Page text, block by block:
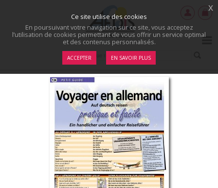
Ce site utilise des cookies
En poursuivant votre navigation sur ce site, vous acceptez
l’utilisation de cookies permettant de vous offrir un service optimal
et des contenus personnalisés.
ACCEPTER EN SAVOIR PLUS
x